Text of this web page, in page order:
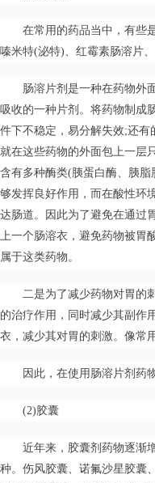
在常用的药品当中，有些
嗪米特(泌特)、红霉素肠溶片
肠溶片剂是一种在药物外
吸收的一种片剂。将药物制成
件下不稳定，易分解失效;还
就在这些药物的外面包上一
含有多种酶类(胰蛋白酶、胰
够发挥良好作用，而在酸性环
达肠道。因此为了避免在通过
上一个肠溶衣，避免药物被胃
属于这类药物。
二是为了减少药物对胃的
的治疗作用，同时减少其副
衣，减少其对胃的刺激。像常
因此，在使用肠溶片剂药
(2)胶囊
近年来，胶囊剂药物逐渐
种。伤风胶囊、诺氟沙星胶囊